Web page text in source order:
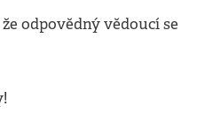
odpovědný vědoucí se